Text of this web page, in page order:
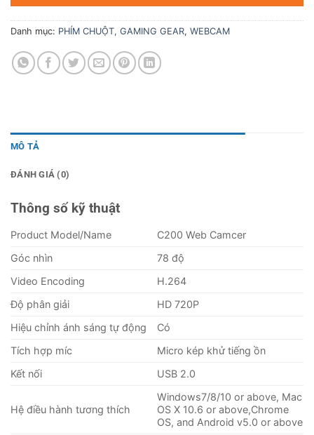
Danh mục: PHÍM CHUỘT, GAMING GEAR, WEBCAM
MÔ TẢ
ĐÁNH GIÁ (0)
Thông số kỹ thuật
Product Model/Name
C200 Web Camcer
Góc nhìn
78 độ
Video Encoding
H.264
Độ phân giải
HD 720P
Hiệu chỉnh ánh sáng tự động
Có
Tích hợp míc
Micro kép khử tiếng ồn
Kết nối
USB 2.0
Hệ điều hành tương thích
Windows7/8/10 or above, Mac
OS X 10.6 or above,Chrome
OS, and Android v5.0 or above